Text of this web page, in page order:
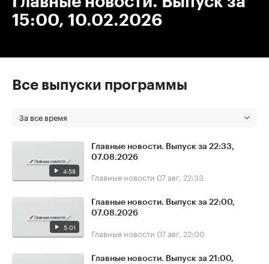
15:00, 10.02.2026
Все выпуски программы
За все время
4:58
Главные новости. Выпуск за 22:33,
07.08.2026
Главные новости 07 авг, 22:33
5:01
Главные новости. Выпуск за 22:00,
07.08.2026
Главные новости 07 авг, 22:00
Главные новости. Выпуск за 21:00,